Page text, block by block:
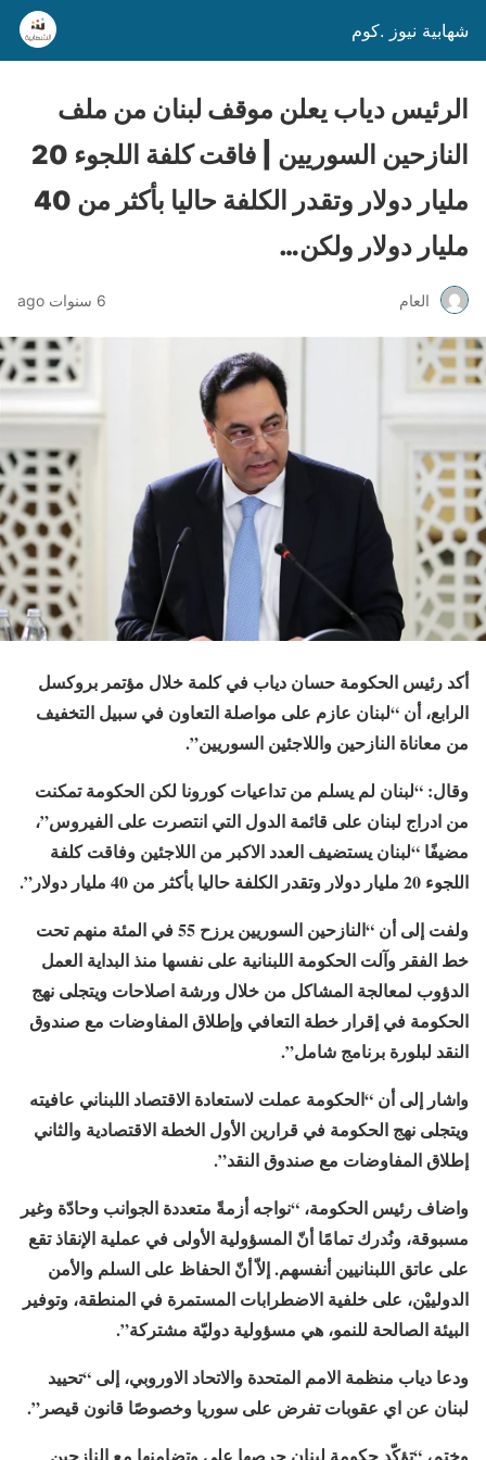
شهابية نيوز .كوم
الرئيس دياب يعلن موقف لبنان من ملف
النازحين السوريين | فاقت كلفة اللجوء 20
مليار دولار وتقدر الكلفة حاليا بأكثر من 40
مليار دولار ولكن…
العام 6 سنوات ago
أكد رئيس الحكومة حسان دياب في كلمة خلال مؤتمر بروكسل
الرابع، أن “لبنان عازم على مواصلة التعاون في سبيل التخفيف
من معاناة النازحين واللاجئين السوريين”.
وقال: “لبنان لم يسلم من تداعيات كورونا لكن الحكومة تمكنت
من ادراج لبنان على قائمة الدول التي انتصرت على الفيروس”،
مضيفًا “لبنان يستضيف العدد الاكبر من اللاجئين وفاقت كلفة
اللجوء 20 مليار دولار وتقدر الكلفة حاليا بأكثر من 40 مليار دولار”.
ولفت إلى أن “النازحين السوريين يرزح 55 في المئة منهم تحت
خط الفقر وآلت الحكومة اللبنانية على نفسها منذ البداية العمل
الدؤوب لمعالجة المشاكل من خلال ورشة اصلاحات ويتجلى نهج
الحكومة في إقرار خطة التعافي وإطلاق المفاوضات مع صندوق
النقد لبلورة برنامج شامل”.
واشار إلى أن “الحكومة عملت لاستعادة الاقتصاد اللبناني عافيته
ويتجلى نهج الحكومة في قرارين الأول الخطة الاقتصادية والثاني
إطلاق المفاوضات مع صندوق النقد”.
واضاف رئيس الحكومة، “نواجه أزمةً متعددة الجوانب وحادّة وغير
مسبوقة، ونُدرك تمامًا أنّ المسؤولية الأولى في عملية الإنقاذ تقع
على عاتق اللبنانيين أنفسهم. إلاّ أنّ الحفاظ على السلم والأمن
الدولييْن، على خلفية الاضطرابات المستمرة في المنطقة، وتوفير
البيئة الصالحة للنمو، هي مسؤولية دوليّة مشتركة”.
ودعا دياب منظمة الامم المتحدة والاتحاد الاوروبي، إلى “تحييد
لبنان عن اي عقوبات تفرض على سوريا وخصوصًا قانون قيصر”.